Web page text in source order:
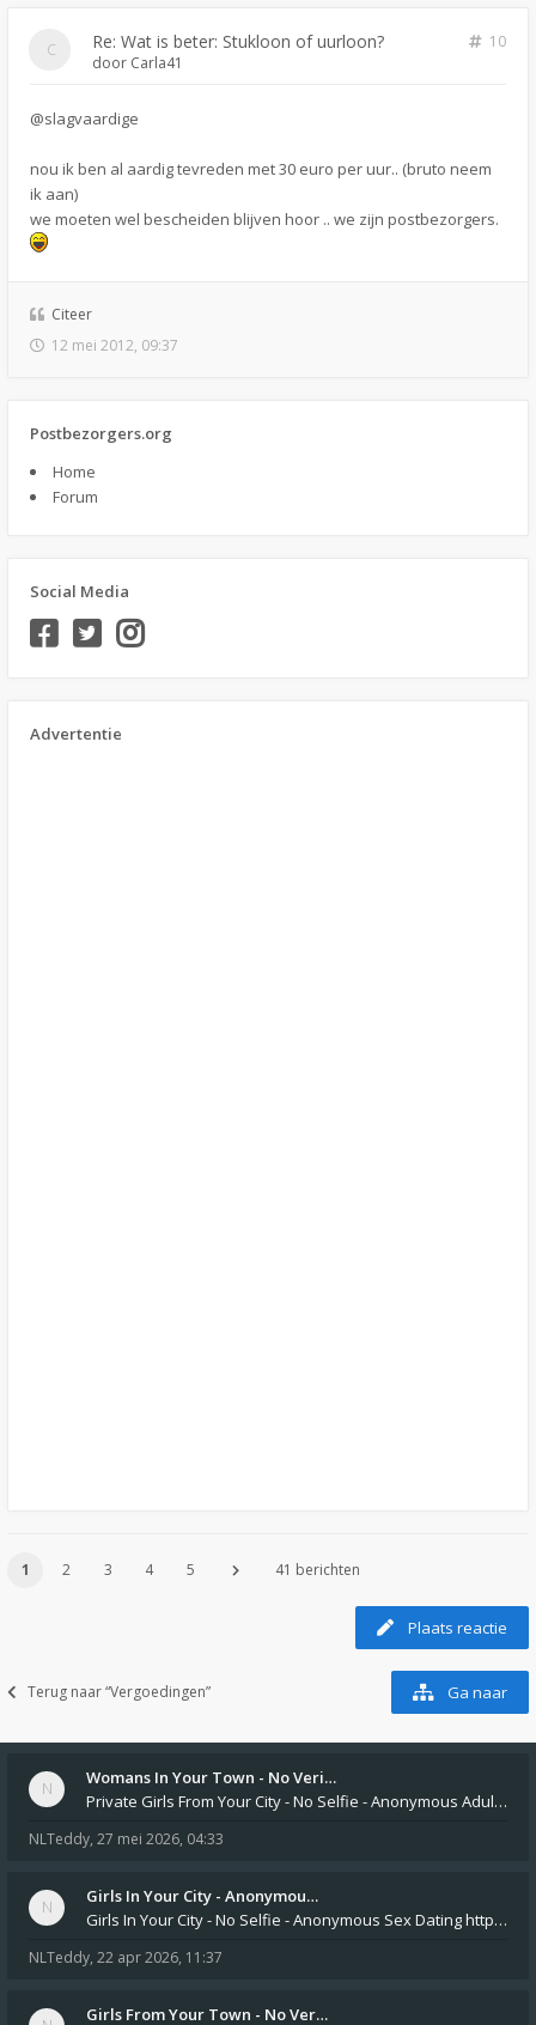
Re: Wat is beter: Stukloon of uurloon?
10
door Carla41
@slagvaardige
nou ik ben al aardig tevreden met 30 euro per uur.. (bruto neem
ik aan)
we moeten wel bescheiden blijven hoor .. we zijn postbezorgers.
Citeer
12 mei 2012, 09:37
Postbezorgers.org
Home
Forum
Social Media
Advertentie
1 2 3 4 5 41 berichten
Plaats reactie
Terug naar “Vergoedingen” Ga naar
Womans In Your Town - No Veri…
Private Girls From Your City - No Selfie - Anonymous Adult Dating https://privatedates.live Private Girls In Your
NLTeddy, 27 mei 2026, 04:33
Girls In Your City - Anonymou…
Girls In Your City - No Selfie - Anonymous Sex Dating https://SecretPrivat.com Womens In Your Town - Anonymous S
NLTeddy, 22 apr 2026, 11:37
Girls From Your Town - No Ver…